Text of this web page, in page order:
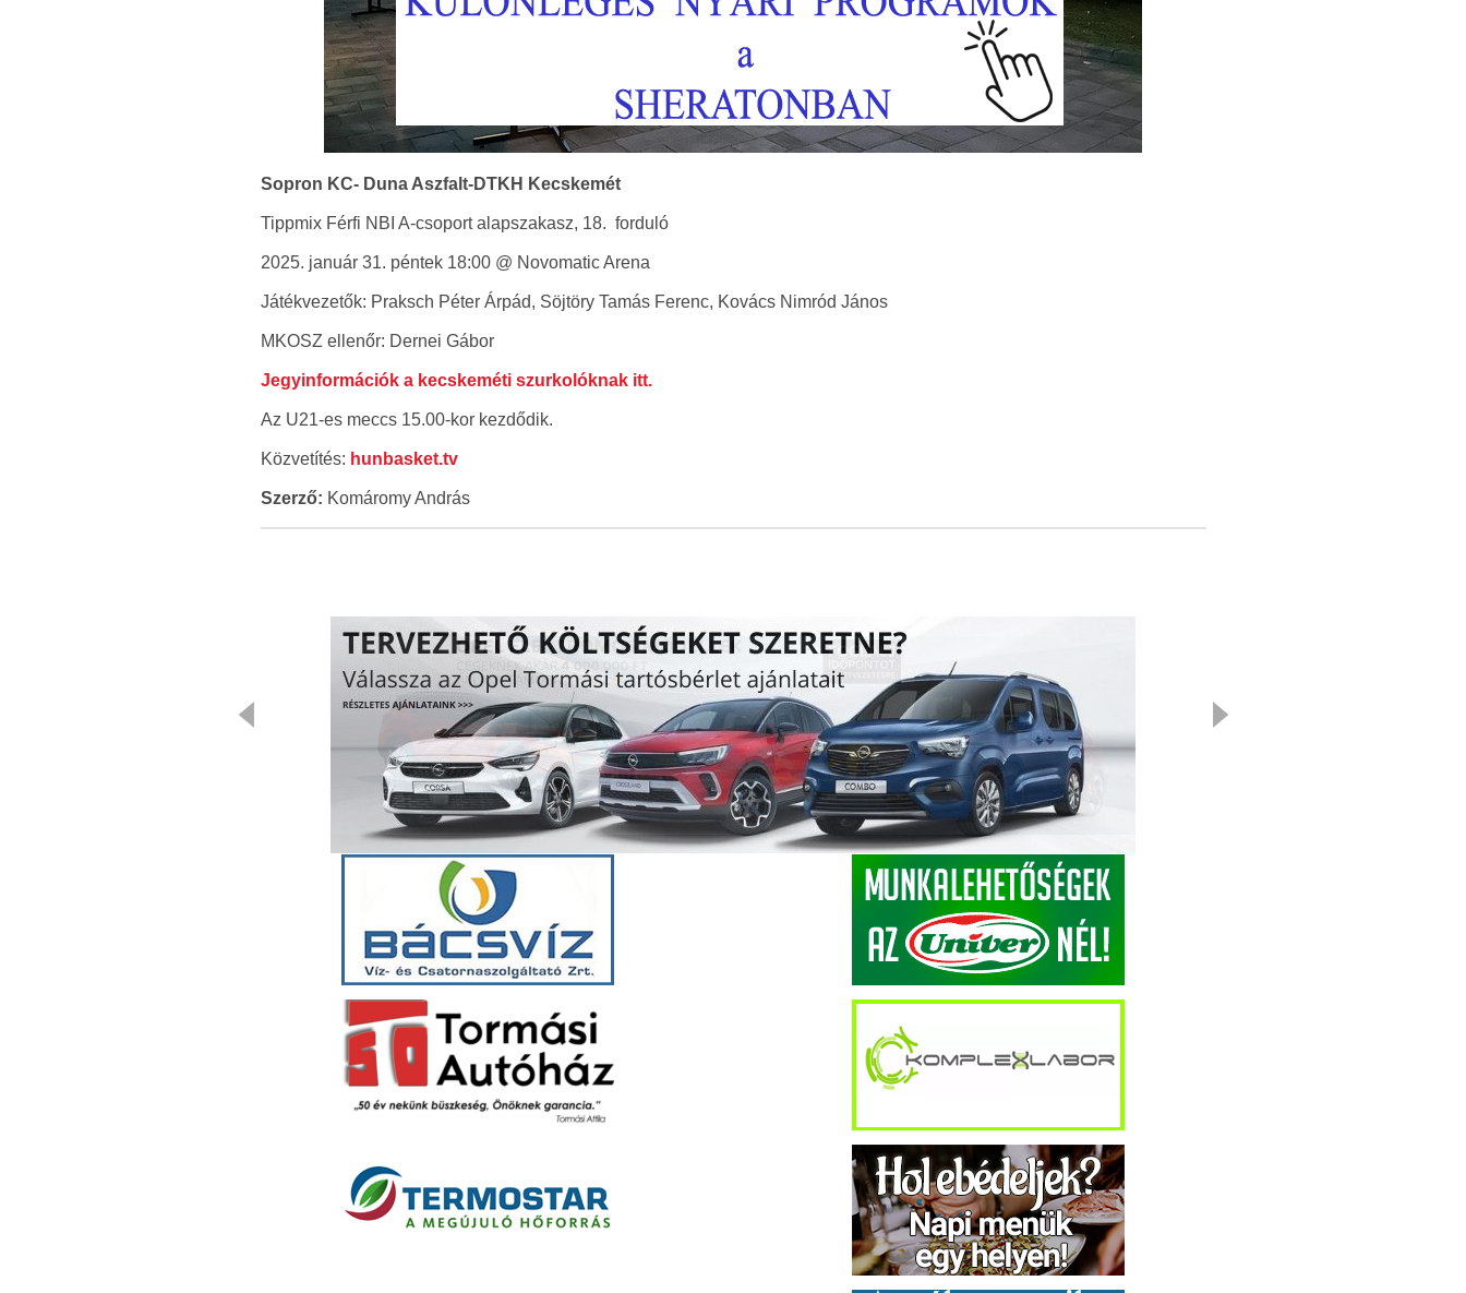
Sopron KC- Duna Aszfalt-DTKH Kecskemét
Tippmix Férfi NBI A-csoport alapszakasz, 18. forduló
2025. január 31. péntek 18:00 @ Novomatic Arena
Játékvezetők: Praksch Péter Árpád, Söjtöry Tamás Ferenc, Kovács Nimród János
MKOSZ ellenőr: Dernei Gábor
Jegyinformációk a kecskeméti szurkolóknak itt.
Az U21-es meccs 15.00-kor kezdődik.
Közvetítés: hunbasket.tv
Szerző: Komáromy András